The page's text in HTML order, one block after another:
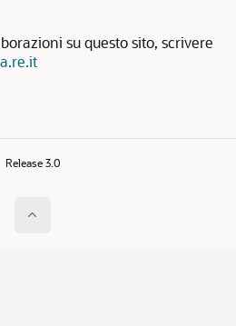
su questo sito, scrivere
Release 3.0